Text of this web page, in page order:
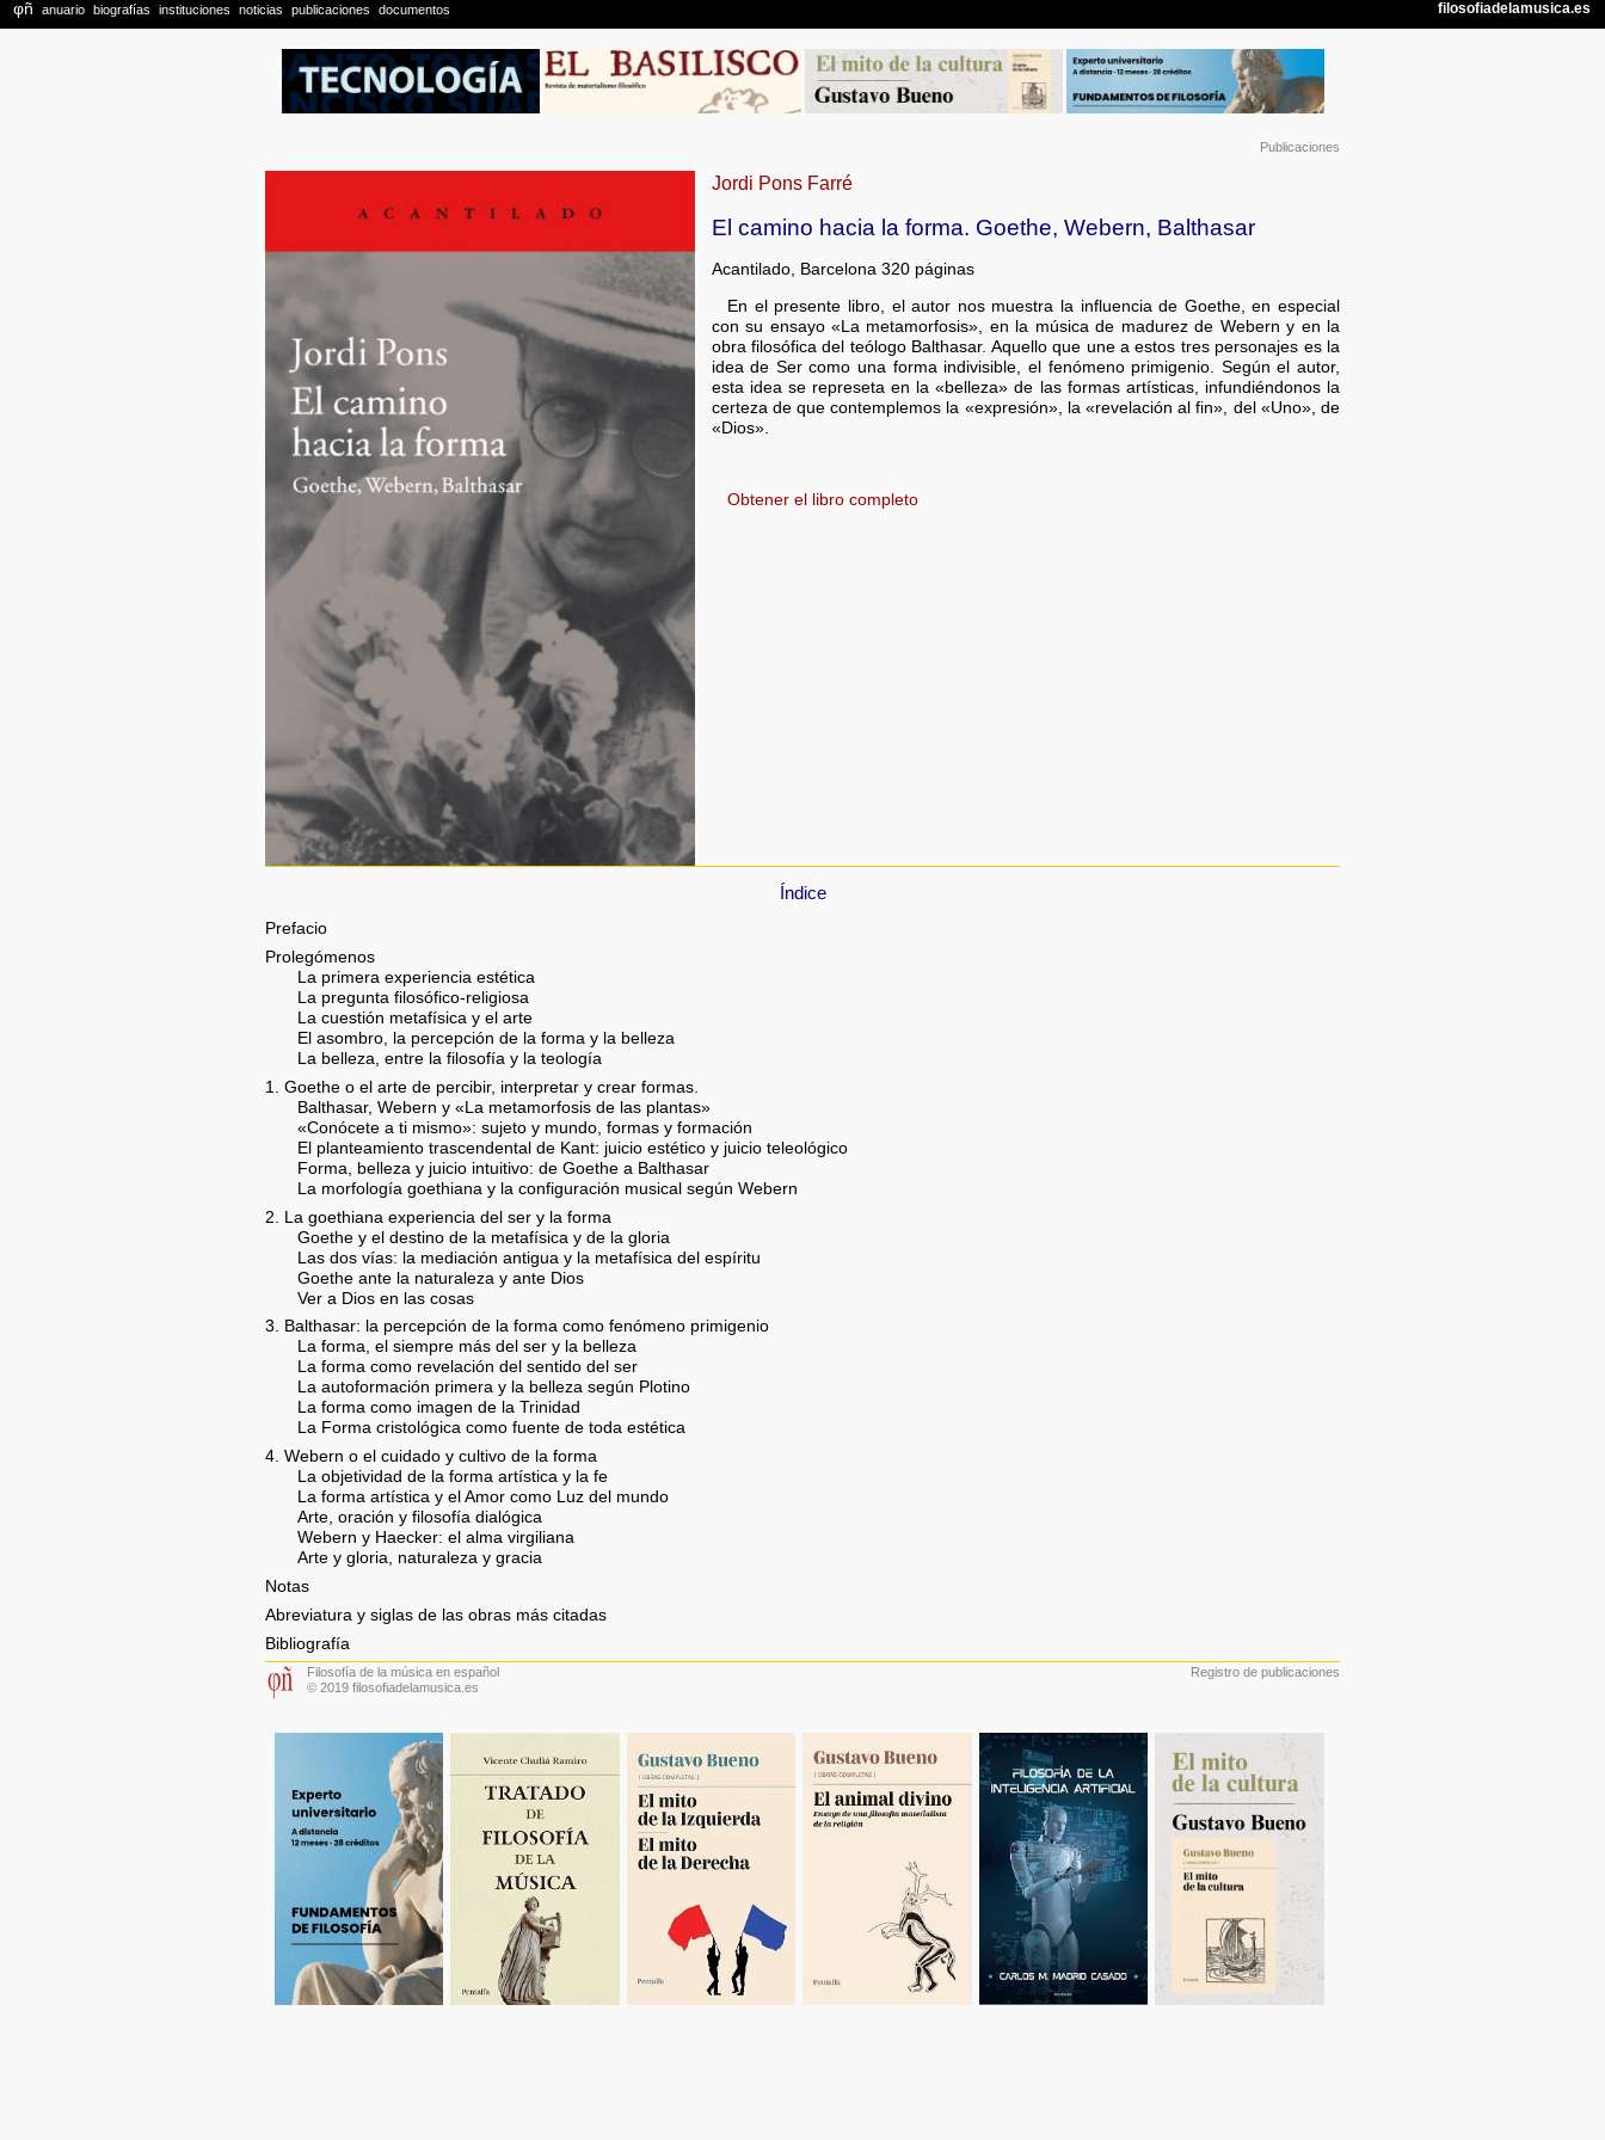
Publicaciones
Jordi Pons Farré
El camino hacia la forma. Goethe, Webern, Balthasar
Acantilado, Barcelona 320 páginas
En el presente libro, el autor nos muestra la influencia de Goethe, en especial
con su ensayo «La metamorfosis», en la música de madurez de Webern y en la
obra filosófica del teólogo Balthasar. Aquello que une a estos tres personajes es la
idea de Ser como una forma indivisible, el fenómeno primigenio. Según el autor,
esta idea se represeta en la «belleza» de las formas artísticas, infundiéndonos la
certeza de que contemplemos la «expresión», la «revelación al fin», del «Uno», de
«Dios».
Obtener el libro completo
Índice
Prefacio
Prolegómenos
La primera experiencia estética
La pregunta filosófico-religiosa
La cuestión metafísica y el arte
El asombro, la percepción de la forma y la belleza
La belleza, entre la filosofía y la teología
1. Goethe o el arte de percibir, interpretar y crear formas.
Balthasar, Webern y «La metamorfosis de las plantas»
«Conócete a ti mismo»: sujeto y mundo, formas y formación
El planteamiento trascendental de Kant: juicio estético y juicio teleológico
Forma, belleza y juicio intuitivo: de Goethe a Balthasar
La morfología goethiana y la configuración musical según Webern
2. La goethiana experiencia del ser y la forma
Goethe y el destino de la metafísica y de la gloria
Las dos vías: la mediación antigua y la metafísica del espíritu
Goethe ante la naturaleza y ante Dios
Ver a Dios en las cosas
3. Balthasar: la percepción de la forma como fenómeno primigenio
La forma, el siempre más del ser y la belleza
La forma como revelación del sentido del ser
La autoformación primera y la belleza según Plotino
La forma como imagen de la Trinidad
La Forma cristológica como fuente de toda estética
4. Webern o el cuidado y cultivo de la forma
La objetividad de la forma artística y la fe
La forma artística y el Amor como Luz del mundo
Arte, oración y filosofía dialógica
Webern y Haecker: el alma virgiliana
Arte y gloria, naturaleza y gracia
Notas
Abreviatura y siglas de las obras más citadas
Bibliografía
Filosofía de la música en español
© 2019 filosofiadelamusica.es
Registro de publicaciones